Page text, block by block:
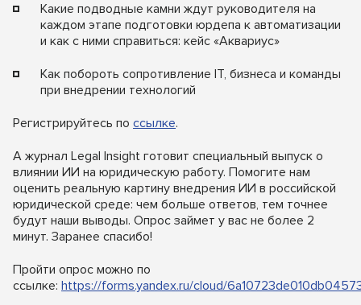
Какие подводные камни ждут руководителя на
каждом этапе подготовки юрдепа к автоматизации
и как с ними справиться: кейс «Аквариус»
Как побороть сопротивление IT, бизнеса и команды
при внедрении технологий
Регистрируйтесь по ссылке.
А журнал Legal Insight готовит специальный выпуск о
влиянии ИИ на юридическую работу. Помогите нам
оценить реальную картину внедрения ИИ в российской
юридической среде: чем больше ответов, тем точнее
будут наши выводы. Опрос займет у вас не более 2
минут. Заранее спасибо!
Пройти опрос можно по
ссылке: https://forms.yandex.ru/cloud/